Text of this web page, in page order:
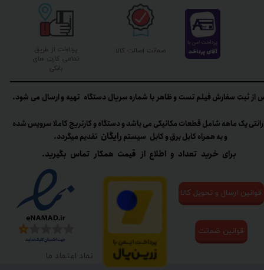
پرداخت از طریق
تمامی کارت های
بانکی
ضمانت اصالت کالا
نماد اعتماد ما
برای خرید تعداد و اطلاع از قیمت همکار تماس بگیرید.
از ثبت سفارش فیلم تست و ظاهر با شماره سریال دستگاه تهیه و ارسال می شود.
یک ماهه شامل قطعات مکانیکی می باشد و دستگاه و کارتریج کاملا سرویس شده
و به همراه کابل برق و کابل سیستم رایگان تقدیم میگردد.​​​​​​​
قوانین ارسال و تحویل کالا
قوانین ضمانت